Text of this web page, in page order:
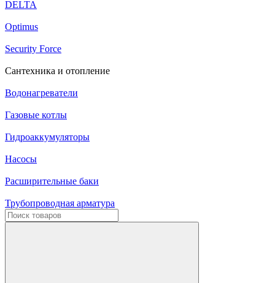
DELTA
Optimus
Security Force
Сантехника и отопление
Водонагреватели
Газовые котлы
Гидроаккумуляторы
Насосы
Расширительные баки
Трубопроводная арматура